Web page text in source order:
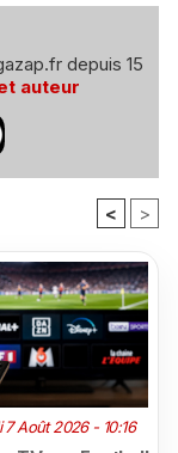
depuis 15
auteur
< >
7 Août 2026 - 10:16